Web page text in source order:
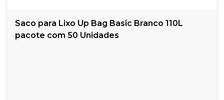
Saco para Lixo Up Bag Basic Branco 110L
pacote com 50 Unidades